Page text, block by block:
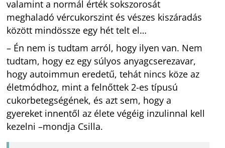
valamint a normál érték sokszorosát
meghaladó vércukorszint és vészes kiszáradás
között mindössze egy hét telt el…
– Én nem is tudtam arról, hogy ilyen van. Nem
tudtam, hogy ez egy súlyos anyagcserezavar,
hogy autoimmun eredetű, tehát nincs köze az
életmódhoz, mint a felnőttek 2-es típusú
cukorbetegségének, és azt sem, hogy a
gyereket innentől az élete végéig inzulinnal kell
kezelni –mondja Csilla.